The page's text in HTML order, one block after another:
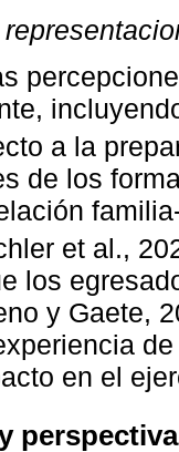
a la
de los
et al.,
los
y Gaete,
en el